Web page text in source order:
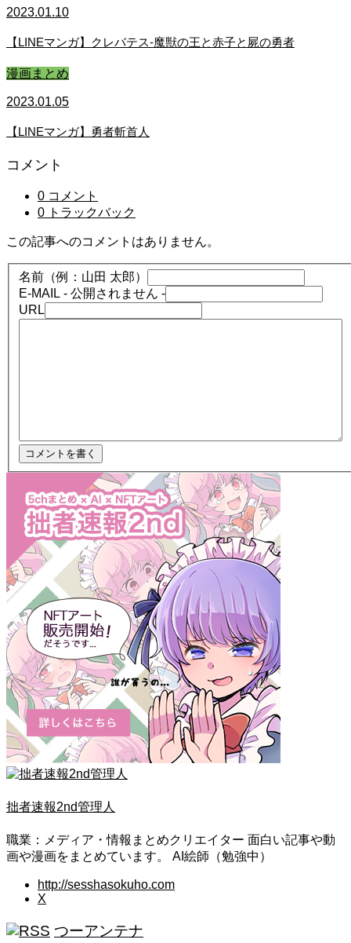
2023.01.10
【LINEマンガ】クレバテス-魔獣の王と赤子と屍の勇者
漫画まとめ
2023.01.05
【LINEマンガ】勇者斬首人
コメント
0 コメント
0 トラックバック
この記事へのコメントはありません。
名前（例：山田 太郎）
E-MAIL - 公開されません -
URL
拙者速報2nd管理人
職業：メディア・情報まとめクリエイター 面白い記事や動
画や漫画をまとめています。 AI絵師（勉強中）
http://sesshasokuho.com
X
つーアンテナ